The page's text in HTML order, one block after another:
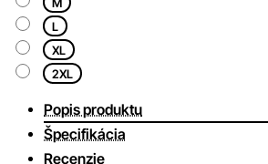
L
XL
2XL
Popis produktu
Špecifikácia
Recenzie